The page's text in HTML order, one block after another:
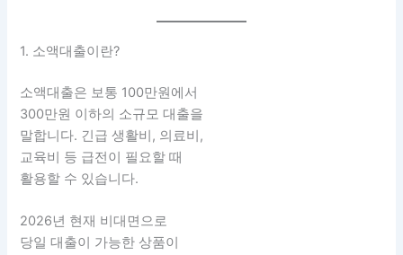
1. 소액대출이란?
소액대출은 보통 100만원에서
300만원 이하의 소규모 대출을
말합니다. 긴급 생활비, 의료비,
교육비 등 급전이 필요할 때
활용할 수 있습니다.
2026년 현재 비대면으로
당일 대출이 가능한 상품이